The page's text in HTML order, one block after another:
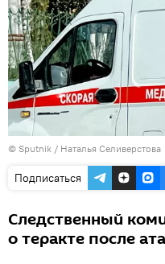
© Sputnik / Наталья Селиверстова
Подписаться
Следственный
о теракте после